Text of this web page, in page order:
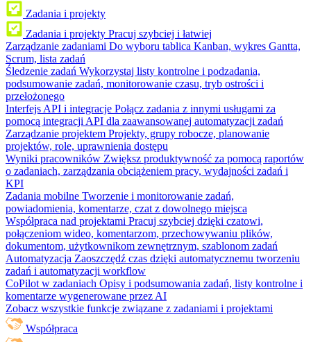
Zadania i projekty
Zadania i projekty Pracuj szybciej i łatwiej
Zarządzanie zadaniami Do wyboru tablica Kanban, wykres Gantta,
Scrum, lista zadań
Śledzenie zadań Wykorzystaj listy kontrolne i podzadania,
podsumowanie zadań, monitorowanie czasu, tryb ostrości i
przełożonego
Interfejs API i integracje Połącz zadania z innymi usługami za
pomocą integracji API dla zaawansowanej automatyzacji zadań
Zarządzanie projektem Projekty, grupy robocze, planowanie
projektów, role, uprawnienia dostępu
Wyniki pracowników Zwiększ produktywność za pomocą raportów
o zadaniach, zarządzania obciążeniem pracy, wydajności zadań i
KPI
Zadania mobilne Tworzenie i monitorowanie zadań,
powiadomienia, komentarze, czat z dowolnego miejsca
Współpraca nad projektami Pracuj szybciej dzięki czatowi,
połączeniom wideo, komentarzom, przechowywaniu plików,
dokumentom, użytkownikom zewnętrznym, szablonom zadań
Automatyzacja Zaoszczędź czas dzięki automatycznemu tworzeniu
zadań i automatyzacji workflow
CoPilot w zadaniach Opisy i podsumowania zadań, listy kontrolne i
komentarze wygenerowane przez AI
Zobacz wszystkie funkcje związane z zadaniami i projektami
Współpraca